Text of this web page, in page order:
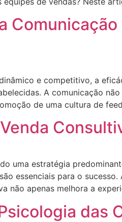
e competitivo, a
A comunicação
de uma cultura de
uma estratégia
essenciais para o
não apenas melhora a
das